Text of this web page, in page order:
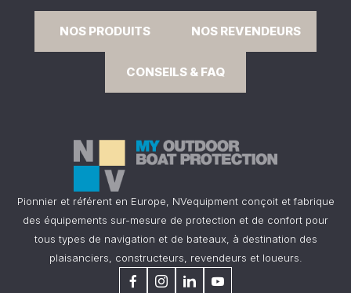
NOS PRODUITS NOS REVENDEURS
CONSEILS & FAQ
Pionnier et référent en Europe, NVequipment conçoit et fabrique
des équipements sur-mesure de protection et de confort pour
tous types de navigation et de bateaux, à destination des
plaisanciers, constructeurs, revendeurs et loueurs.